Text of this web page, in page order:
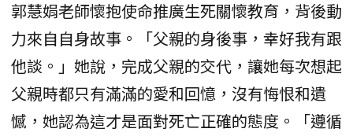
郭慧娟老師懷抱使命推廣生死關懷教育，背後動
力來自自身故事。「父親的身後事，幸好我有跟
他談。」她說，完成父親的交代，讓她每次想起
父親時都只有滿滿的愛和回憶，沒有悔恨和遺
憾，她認為這才是面對死亡正確的態度。「遵循